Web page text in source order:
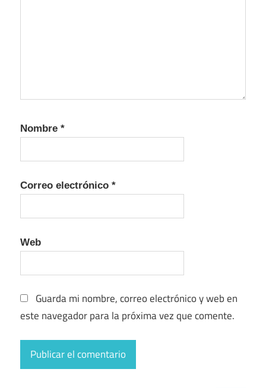
Nombre *
Correo electrónico *
Web
Guarda mi nombre, correo electrónico y web en
este navegador para la próxima vez que comente.